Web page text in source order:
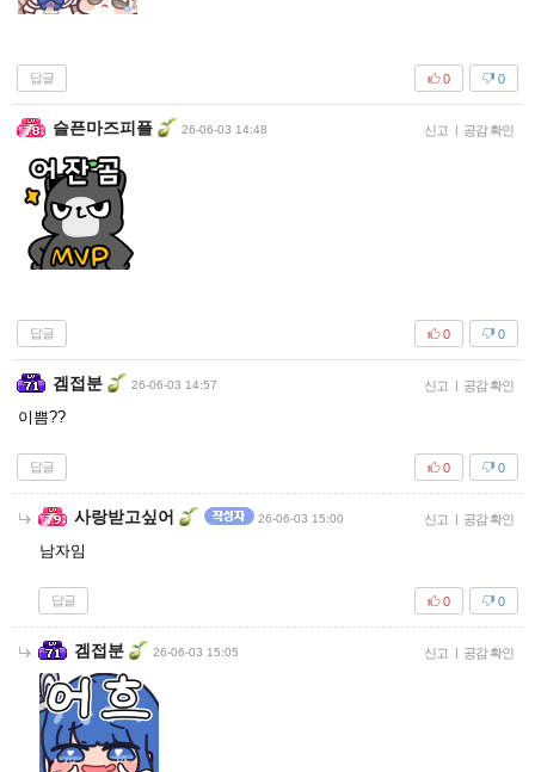
답글 0
0
슬픈마즈피플 26-06-03 14:48 신고 | 공감 확인
답글 0
0
겜접분 26-06-03 14:57 신고 | 공감 확인
이쁨??
답글 0
0
사랑받고싶어 26-06-03 15:00 신고 | 공감 확인
남자임
답글 0
0
겜접분 26-06-03 15:05 신고 | 공감 확인